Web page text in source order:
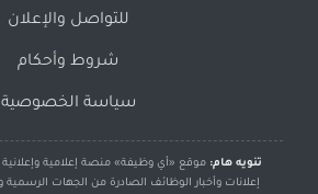
للتواصل والإعلان
شروط وأحكام
سياسة الخصوصية
تنويه هام: موقع «أي وظيفة» منصة إعلامية
إعلانات وأخبار الوظائف الصادرة من الجهات